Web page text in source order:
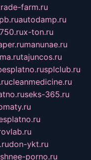
farm.ru
autodamp.ru
x-ton.ru
manunae.ru
tajuncos.ru
splclub.ru
cleanmedicine.ru
seks-365.ru
don-ykt.ru
porno.ru